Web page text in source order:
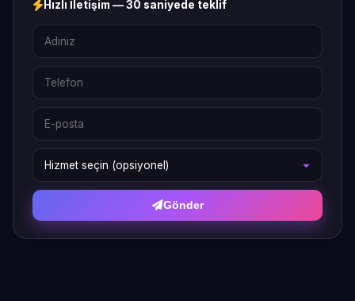
Hızlı İletişim — 30 saniyede teklif
Gönder